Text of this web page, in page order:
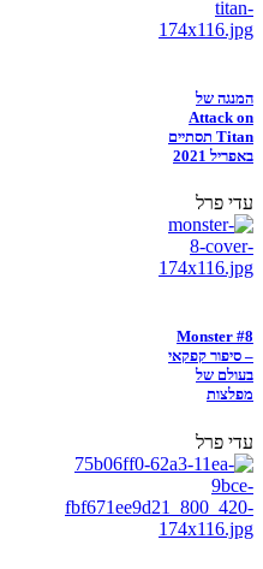
המנגה של
Attack on
Titan תסתיים
באפריל 2021
עדי פרל
Monster #8
– סיפור קפקאי
בעולם של
מפלצות
עדי פרל